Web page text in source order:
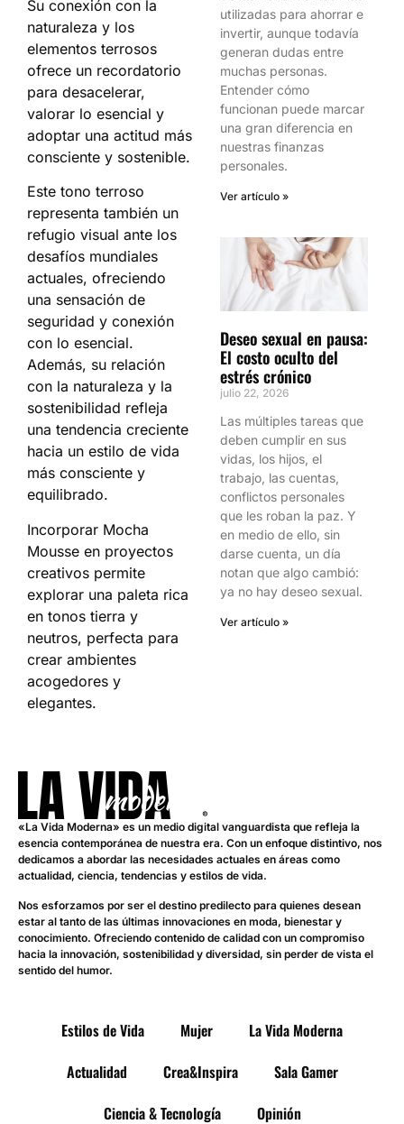
Su conexión con la
naturaleza y los
elementos terrosos
ofrece un recordatorio
para desacelerar,
valorar lo esencial y
adoptar una actitud más
consciente y sostenible.
Este tono terroso
representa también un
refugio visual ante los
desafíos mundiales
actuales, ofreciendo
una sensación de
seguridad y conexión
con lo esencial.
Además, su relación
con la naturaleza y la
sostenibilidad refleja
una tendencia creciente
hacia un estilo de vida
más consciente y
equilibrado.
Incorporar Mocha
Mousse en proyectos
creativos permite
explorar una paleta rica
en tonos tierra y
neutros, perfecta para
crear ambientes
acogedores y
elegantes.
utilizadas para ahorrar e
invertir, aunque todavía
generan dudas entre
muchas personas.
Entender cómo
funcionan puede marcar
una gran diferencia en
nuestras finanzas
personales.
Ver artículo »
Deseo sexual en pausa:
El costo oculto del
estrés crónico
julio 22, 2026
Las múltiples tareas que
deben cumplir en sus
vidas, los hijos, el
trabajo, las cuentas,
conflictos personales
que les roban la paz. Y
en medio de ello, sin
darse cuenta, un día
notan que algo cambió:
ya no hay deseo sexual.
Ver artículo »
«La Vida Moderna» es un medio digital vanguardista que refleja la
esencia contemporánea de nuestra era. Con un enfoque distintivo, nos
dedicamos a abordar las necesidades actuales en áreas como
actualidad, ciencia, tendencias y estilos de vida.
Nos esforzamos por ser el destino predilecto para quienes desean
estar al tanto de las últimas innovaciones en moda, bienestar y
conocimiento. Ofreciendo contenido de calidad con un compromiso
hacia la innovación, sostenibilidad y diversidad, sin perder de vista el
sentido del humor.
Estilos de Vida Mujer
La Vida Moderna
Actualidad
Crea&Inspira
Sala Gamer
Ciencia & Tecnología
Opinión